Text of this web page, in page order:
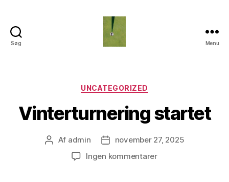
Søg Menu
Kategorier
UNCATEGORIZED
Vinterturnering startet
Indlægsforfatter
Af admin Indlægsdato
november 27, 2025
Ingen kommentarertil